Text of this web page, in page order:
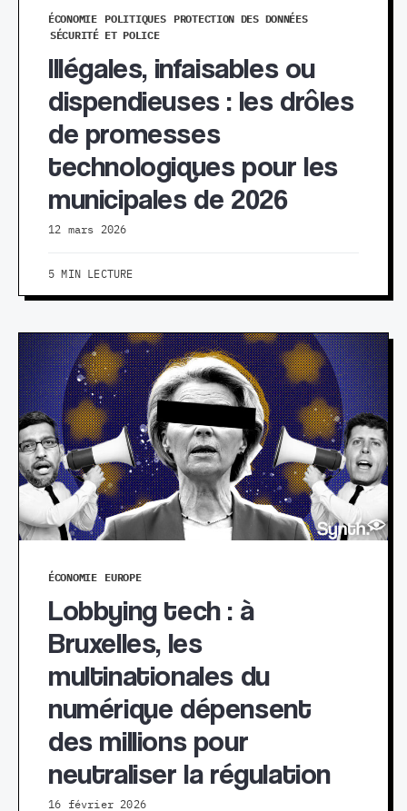
ÉCONOMIE POLITIQUES
PROTECTION DES DONNÉES
SÉCURITÉ ET POLICE
Illégales, infaisables ou
dispendieuses : les drôles
de promesses
technologiques pour les
municipales de 2026
12 mars 2026
5 MIN LECTURE
ÉCONOMIE EUROPE
Lobbying tech : à
Bruxelles, les
multinationales du
numérique dépensent
des millions pour
neutraliser la régulation
16 février 2026